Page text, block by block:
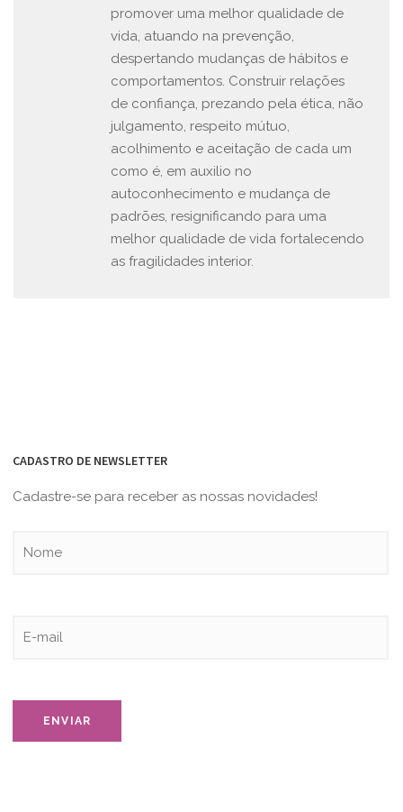
promover uma melhor qualidade de
vida, atuando na prevenção,
despertando mudanças de hábitos e
comportamentos. Construir relações
de confiança, prezando pela ética, não
julgamento, respeito mútuo,
acolhimento e aceitação de cada um
como é, em auxilio no
autoconhecimento e mudança de
padrões, resignificando para uma
melhor qualidade de vida fortalecendo
as fragilidades interior.
CADASTRO DE NEWSLETTER
Cadastre-se para receber as nossas novidades!